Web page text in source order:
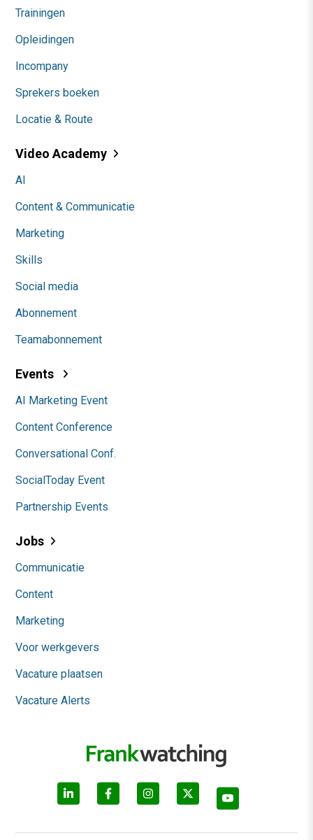
Trainingen
Opleidingen
Incompany
Sprekers boeken
Locatie & Route
Video Academy
AI
Content & Communicatie
Marketing
Skills
Social media
Abonnement
Teamabonnement
Events
AI Marketing Event
Content Conference
Conversational Conf.
SocialToday Event
Partnership Events
Jobs
Communicatie
Content
Marketing
Voor werkgevers
Vacature plaatsen
Vacature Alerts